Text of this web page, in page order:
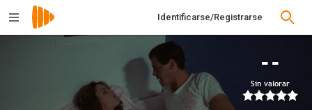
Identificarse/Registrarse
--
Sin valorar